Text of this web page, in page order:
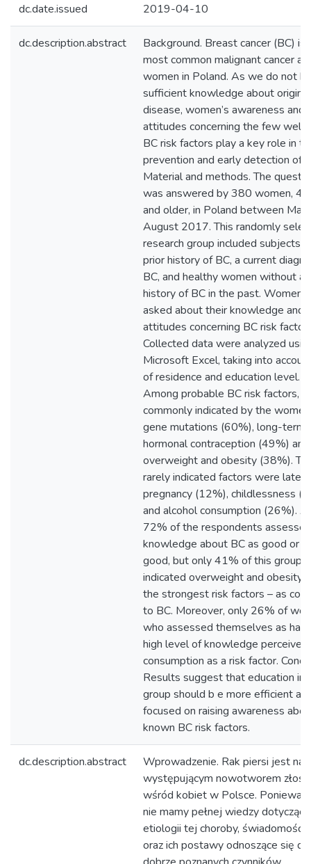
dc.date.issued 2019-04-10
dc.description.abstract
Background. Breast cancer (BC) is
most common malignant cancer
women in Poland. As we do not
sufficient knowledge about origin
disease, women’s awareness and
attitudes concerning the few
BC risk factors play a key role in
prevention and early detection of
Material and methods. The
was answered by 380 women,
and older, in Poland between May
August 2017. This randomly
research group included subjects
prior history of BC, a current
BC, and healthy women without
history of BC in the past. Women
asked about their knowledge and
attitudes concerning BC risk
Collected data were analyzed
Microsoft Excel, taking into
of residence and education level.
Among probable BC risk factors,
commonly indicated by the
gene mutations (60%), long-term
hormonal contraception (49%) and
overweight and obesity (38%).
rarely indicated factors were late
pregnancy (12%), childlessness
and alcohol consumption (26%).
72% of the respondents
knowledge about BC as good or
good, but only 41% of this group
indicated overweight and obesity
the strongest risk factors – as
to BC. Moreover, only 26% of
who assessed themselves as
high level of knowledge perceived
consumption as a risk factor.
Results suggest that education in
group should b e more efficient
focused on raising awareness
known BC risk factors.
dc.description.abstract
Wprowadzenie. Rak piersi jest
występującym nowotworem
wśród kobiet w Polsce. Ponieważ
nie mamy pełnej wiedzy
etiologii tej choroby, świadomość
oraz ich postawy odnoszące się